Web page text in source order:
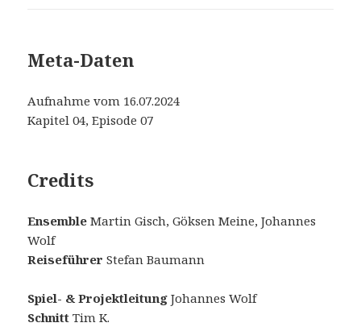
Meta-Daten
Aufnahme vom 16.07.2024
Kapitel 04, Episode 07
Credits
Ensemble Martin Gisch, Göksen Meine, Johannes
Wolf
Reiseführer Stefan Baumann
Spiel- & Projektleitung Johannes Wolf
Schnitt Tim K.